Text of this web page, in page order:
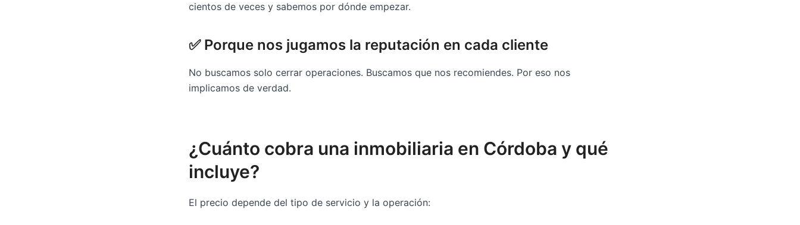
cientos de veces y sabemos por dónde empezar.
✅ Porque nos jugamos la reputación en cada cliente
No buscamos solo cerrar operaciones. Buscamos que nos recomiendes. Por eso nos
implicamos de verdad.
¿Cuánto cobra una inmobiliaria en Córdoba y qué
incluye?
El precio depende del tipo de servicio y la operación: